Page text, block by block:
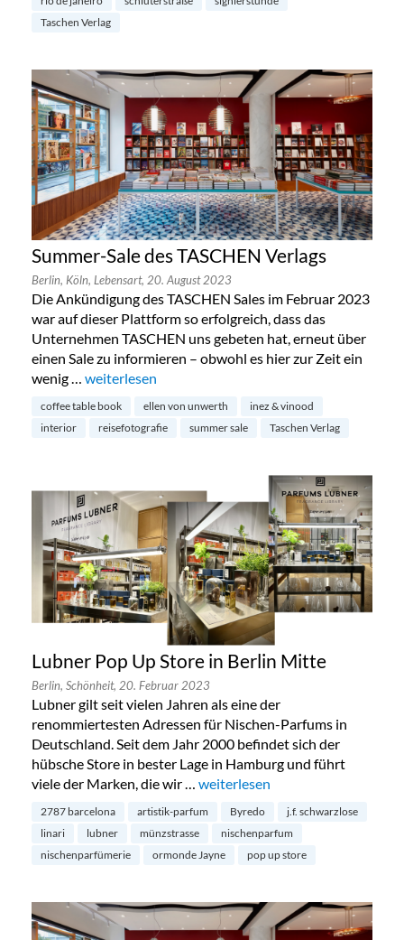
Taschen Verlag
Summer-Sale des TASCHEN Verlags
Berlin, Köln, Lebensart, 20. August 2023
Die Ankündigung des TASCHEN Sales im Februar 2023
war auf dieser Plattform so erfolgreich, dass das
Unternehmen TASCHEN uns gebeten hat, erneut über
einen Sale zu informieren – obwohl es hier zur Zeit ein
wenig … „Summer-Sale des TASCHEN Verlags“
weiterlesen
coffee table book ellen von unwerth
inez & vinood
interior
reisefotografie summer sale Taschen Verlag
Lubner Pop Up Store in Berlin Mitte
Berlin, Schönheit, 20. Februar 2023
Lubner gilt seit vielen Jahren als eine der
renommiertesten Adressen für Nischen-Parfums in
Deutschland. Seit dem Jahr 2000 befindet sich der
hübsche Store in bester Lage in Hamburg und führt
viele der Marken, die wir … „Lubner Pop Up Store in Berlin
weiterlesen
2787 barcelona artistik-parfum Byredo
j.f. schwarzlose
linari
lubner münzstrasse
nischenparfum
nischenparfümerie
ormonde Jayne pop up store